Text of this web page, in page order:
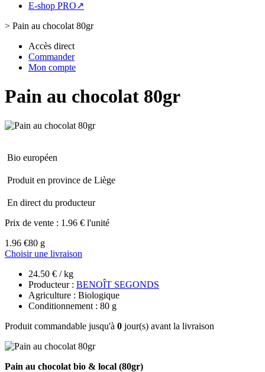
E-shop PRO↗
> Pain au chocolat 80gr
Accès direct
Commander
Mon compte
Pain au chocolat 80gr
Bio européen
Produit en province de Liège
En direct du producteur
Prix de vente : 1.96 € l'unité
1.96 €80 g
Choisir une livraison
24.50 € / kg
Producteur : BENOÎT SEGONDS
Agriculture : Biologique
Conditionnement : 80 g
Produit commandable jusqu'à 0 jour(s) avant la livraison
Pain au chocolat bio & local (80gr)